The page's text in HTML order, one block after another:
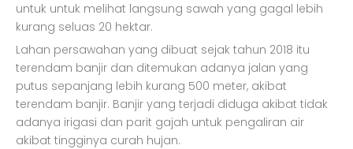
untuk untuk melihat langsung sawah yang gagal lebih
kurang seluas 20 hektar.
Lahan persawahan yang dibuat sejak tahun 2018 itu
terendam banjir dan ditemukan adanya jalan yang
putus sepanjang lebih kurang 500 meter, akibat
terendam banjir. Banjir yang terjadi diduga akibat tidak
adanya irigasi dan parit gajah untuk pengaliran air
akibat tingginya curah hujan.